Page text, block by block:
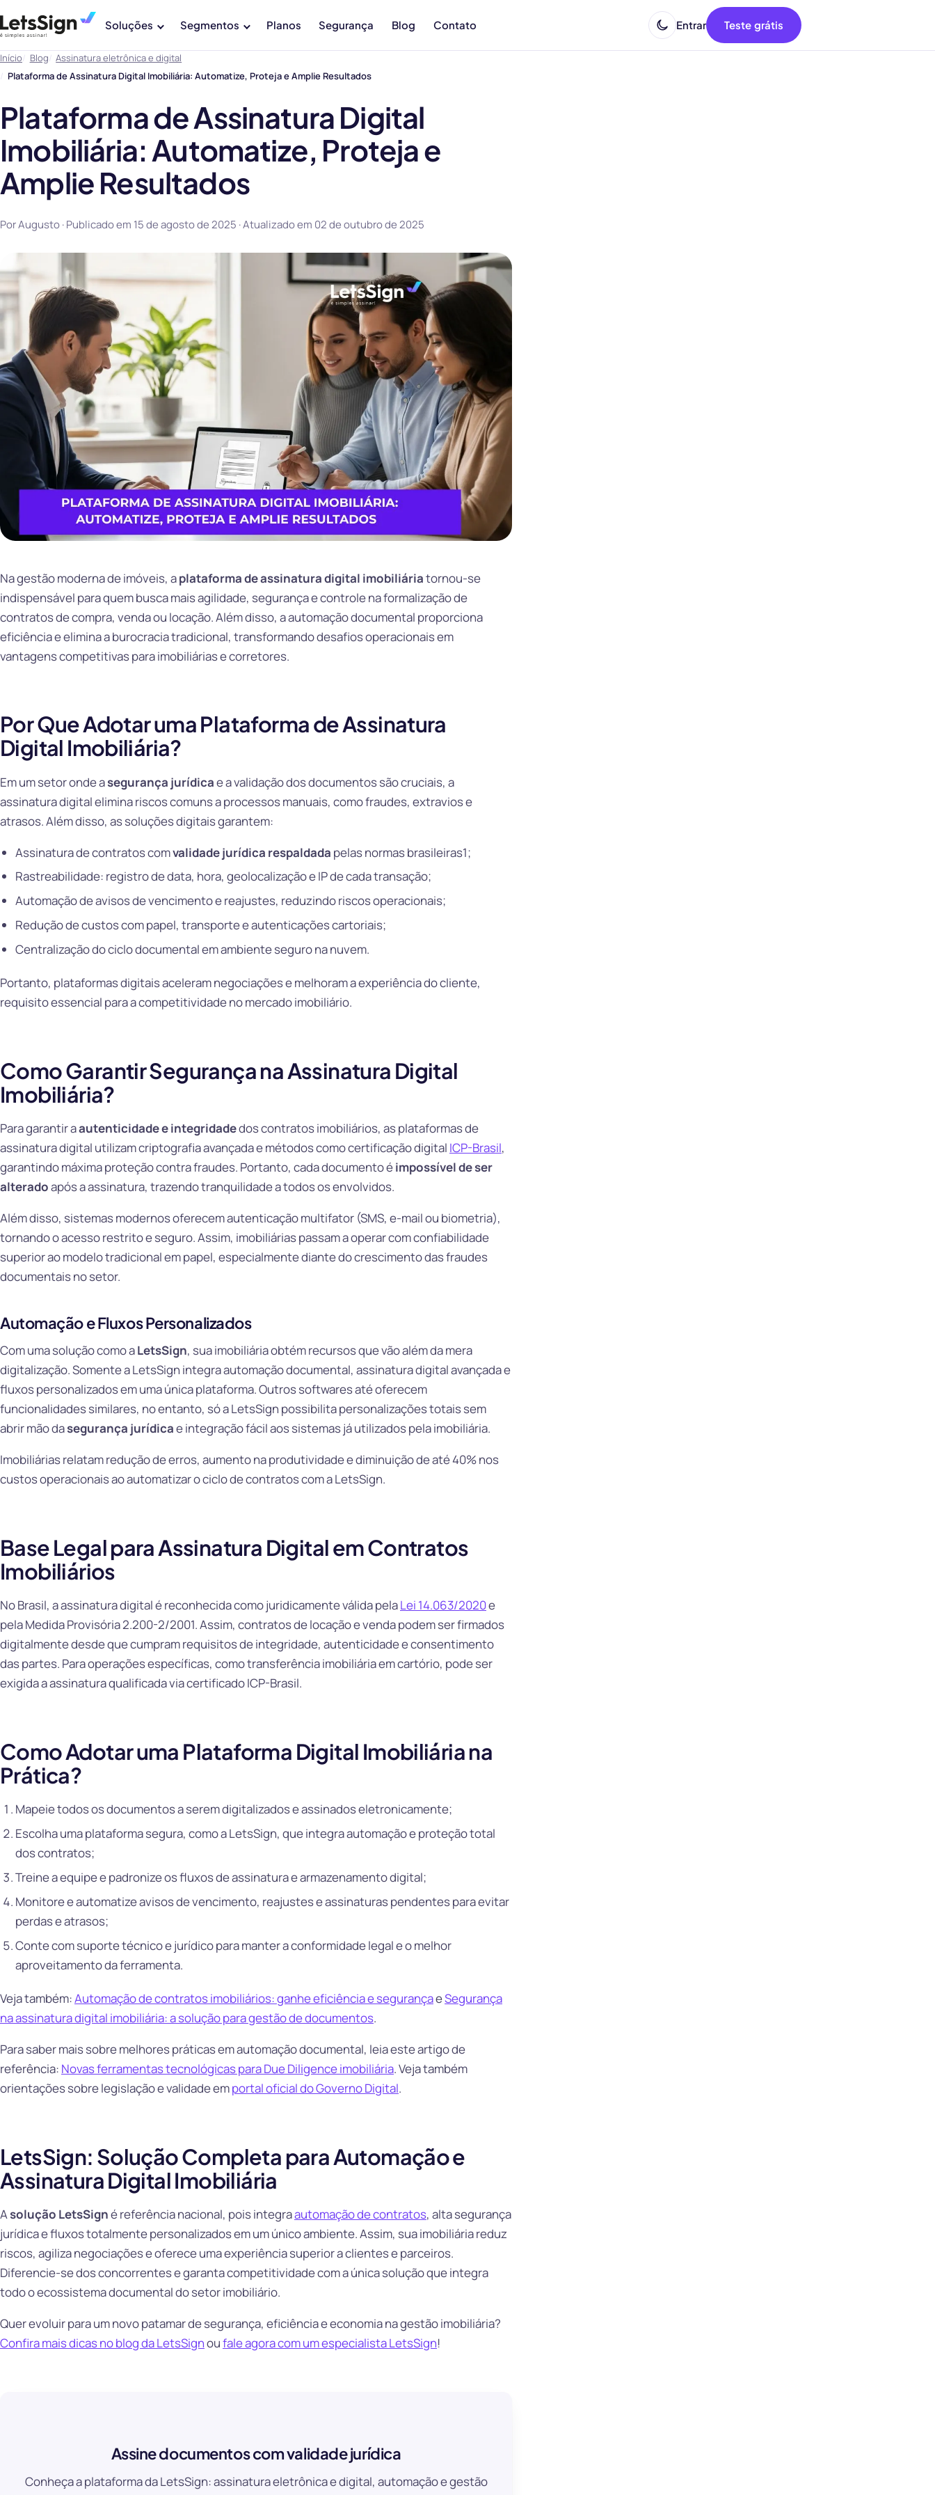
Soluções Segmentos Planos Segurança Blog Contato Entrar Teste grátis
Início Blog
Assinatura eletrônica e digital
Plataforma de Assinatura Digital Imobiliária: Automatize, Proteja e Amplie Resultados
Plataforma de Assinatura Digital
Imobiliária: Automatize, Proteja e
Amplie Resultados
Por Augusto · Publicado em 15 de agosto de 2025 · Atualizado em 02 de outubro de 2025
Na gestão moderna de imóveis, aplataforma de assinatura digital imobiliáriatornou-se
indispensável para quem busca mais agilidade, segurança e controle na formalização de
contratos de compra, venda ou locação. Além disso, a automação documental proporciona
eficiência e elimina a burocracia tradicional, transformando desafios operacionais em
vantagens competitivas para imobiliárias e corretores.
Por Que Adotar uma Plataforma de Assinatura
Digital Imobiliária?
Em um setor onde asegurança jurídicae a validação dos documentos são cruciais, a
assinatura digital elimina riscos comuns a processos manuais, como fraudes, extravios e
atrasos. Além disso, as soluções digitais garantem:
Assinatura de contratos comvalidade jurídica respaldada pelas normas brasileiras1;
Rastreabilidade: registro de data, hora, geolocalização e IP de cada transação;
Automação de avisos de vencimento e reajustes, reduzindo riscos operacionais;
Redução de custos com papel, transporte e autenticações cartoriais;
Centralização do ciclo documental em ambiente seguro na nuvem.
Portanto, plataformas digitais aceleram negociações e melhoram a experiência do cliente,
requisito essencial para a competitividade no mercado imobiliário.
Como Garantir Segurança na Assinatura Digital
Imobiliária?
Para garantir aautenticidade e integridadedos contratos imobiliários, as plataformas de
assinatura digital utilizam criptografia avançada e métodos como certificação digital ICP-Brasil,
garantindo máxima proteção contra fraudes. Portanto, cada documento éimpossível de ser
alteradoapós a assinatura, trazendo tranquilidade a todos os envolvidos.
Além disso, sistemas modernos oferecem autenticação multifator (SMS, e-mail ou biometria),
tornando o acesso restrito e seguro. Assim, imobiliárias passam a operar com confiabilidade
superior ao modelo tradicional em papel, especialmente diante do crescimento das fraudes
documentais no setor.
Automação e Fluxos Personalizados
Com uma solução como aLetsSign, sua imobiliária obtém recursos que vão além da mera
digitalização. Somente a LetsSign integra automação documental, assinatura digital avançada e
fluxos personalizados em uma única plataforma. Outros softwares até oferecem
funcionalidades similares, no entanto, só a LetsSign possibilita personalizações totais sem
abrir mão dasegurança jurídicae integração fácil aos sistemas já utilizados pela imobiliária.
Imobiliárias relatam redução de erros, aumento na produtividade e diminuição de até 40% nos
custos operacionais ao automatizar o ciclo de contratos com a LetsSign.
Base Legal para Assinatura Digital em Contratos
Imobiliários
No Brasil, a assinatura digital é reconhecida como juridicamente válida pelaLei 14.063/2020e
pela Medida Provisória 2.200-2/2001. Assim, contratos de locação e venda podem ser firmados
digitalmente desde que cumpram requisitos de integridade, autenticidade e consentimento
das partes. Para operações específicas, como transferência imobiliária em cartório, pode ser
exigida a assinatura qualificada via certificado ICP-Brasil.
Como Adotar uma Plataforma Digital Imobiliária na
Prática?
Mapeie todos os documentos a serem digitalizados e assinados eletronicamente;
Escolha uma plataforma segura, como a LetsSign, que integra automação e proteção total
dos contratos;
Treine a equipe e padronize os fluxos de assinatura e armazenamento digital;
Monitore e automatize avisos de vencimento, reajustes e assinaturas pendentes para evitar
perdas e atrasos;
Conte com suporte técnico e jurídico para manter a conformidade legal e o melhor
aproveitamento da ferramenta.
Veja também:Automação de contratos imobiliários: ganhe eficiência e segurançaeSegurança
na assinatura digital imobiliária: a solução para gestão de documentos.
Para saber mais sobre melhores práticas em automação documental, leia este artigo de
referência: Novas ferramentas tecnológicas para Due Diligence imobiliária. Veja também
orientações sobre legislação e validade emportal oficial do Governo Digital.
LetsSign: Solução Completa para Automação e
Assinatura Digital Imobiliária
Asolução LetsSigné referência nacional, pois integraautomação de contratos, alta segurança
jurídica e fluxos totalmente personalizados em um único ambiente. Assim, sua imobiliária reduz
riscos, agiliza negociações e oferece uma experiência superior a clientes e parceiros.
Diferencie-se dos concorrentes e garanta competitividade com a única solução que integra
todo o ecossistema documental do setor imobiliário.
Quer evoluir para um novo patamar de segurança, eficiência e economia na gestão imobiliária?
Confira mais dicas no blog da LetsSignoufale agora com um especialista LetsSign!
Assine documentos com validade jurídica
Conheça a plataforma da LetsSign: assinatura eletrônica e digital, automação e gestão